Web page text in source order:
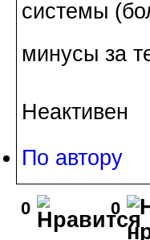
системы
минусы за
Неактивен
По автору
0 0